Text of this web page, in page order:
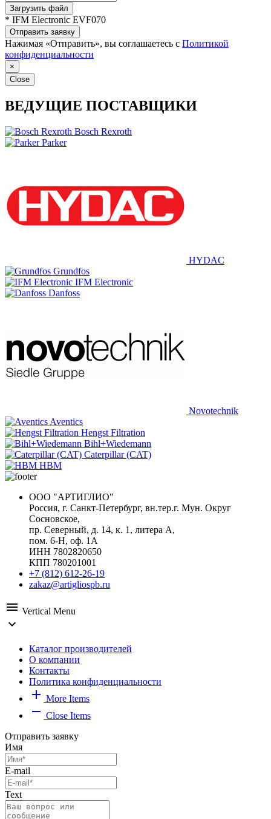
Загрузить файл
* IFM Electronic EVF070
Отправить заявку
Нажимая «Отправить», вы соглашаетесь с Политикой
конфиденциальности
×
Close
ВЕДУЩИЕ ПОСТАВЩИКИ
Bosch Rexroth
Parker
HYDAC
Grundfos
IFM Electronic
Danfoss
Novotechnik
Aventics
Hengst Filtration
Bihl+Wiedemann
Caterpillar (CAT)
HBM
ООО "АРТИГЛИО"
Россия, г. Санкт-Петербург, вн.тер.г. Мун. Округ
Сосновское,
пр. Северный, д. 14, к. 1, литера А,
пом. 6-Н, оф. 1А
ИНН 7802820650
КПП 780201001
+7 (812) 612-26-19
zakaz@artigliospb.ru
menu Vertical Menu
expand_more
Каталог производителей
О компании
Контакты
Политика конфиденциальности
add More Items
remove Close Items
Отправить заявку
Имя
E-mail
Text